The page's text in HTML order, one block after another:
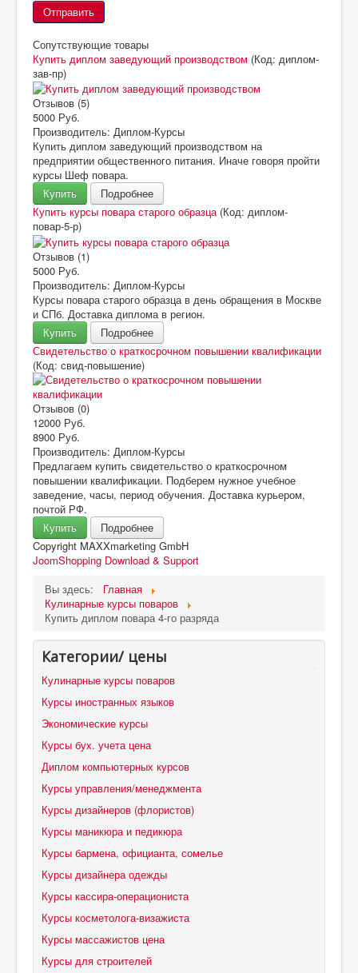
Сопутствующие товары
Купить диплом заведующий производством (Код: диплом-
зав-пр)
Отзывов (5)
5000 Руб.
Производитель: Диплом-Курсы
Купить диплом заведующий производством на
предприятии общественного питания. Иначе говоря пройти
курсы Шеф повара.
Купить
Подробнее
Купить курсы повара старого образца (Код: диплом-
повар-5-р)
Отзывов (1)
5000 Руб.
Производитель: Диплом-Курсы
Курсы повара старого образца в день обращения в Москве
и СПб. Доставка диплома в регион.
Купить
Подробнее
Свидетельство о краткосрочном повышении квалификации
(Код: свид-повышение)
Отзывов (0)
12000 Руб.
8900 Руб.
Производитель: Диплом-Курсы
Предлагаем купить свидетельство о краткосрочном
повышении квалификации. Подберем нужное учебное
заведение, часы, период обучения. Доставка курьером,
почтой РФ.
Купить
Подробнее
Copyright MAXXmarketing GmbH
JoomShopping Download & Support
Вы здесь:
Главная
Кулинарные курсы поваров
Купить диплом повара 4-го разряда
Категории/ цены
Кулинарные курсы поваров
Курсы иностранных языков
Экономические курсы
Курсы бух. учета цена
Диплом компьютерных курсов
Курсы управления/менеджмента
Курсы дизайнеров (флористов)
Курсы маникюра и педикюра
Курсы бармена, официанта, сомелье
Курсы дизайнера одежды
Курсы кассира-операциониста
Курсы косметолога-визажиста
Курсы массажистов цена
Курсы для строителей